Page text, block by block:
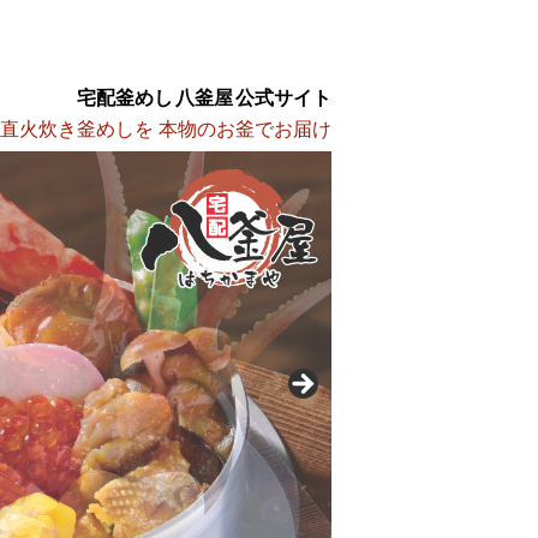
宅配釜めし 八釜屋 公式サイト
火炊き釜めしを 本物のお釜でお届け